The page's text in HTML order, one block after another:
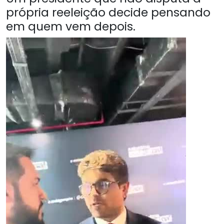
própria reeleição decide pensando
em quem vem depois.